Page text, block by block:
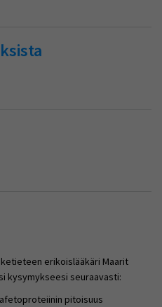
erikoislääkäri Maarit
kysymykseesi seuraavasti:
pitoisuus